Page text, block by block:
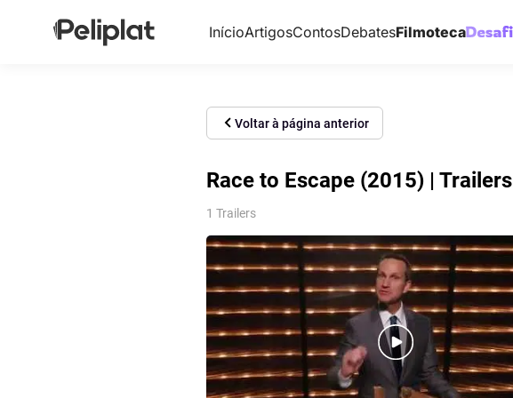
InícioArtigosContosDebatesFilmoteca
Voltar à página anterior
Race to Escape (2015) | Trailers
1 Trailers